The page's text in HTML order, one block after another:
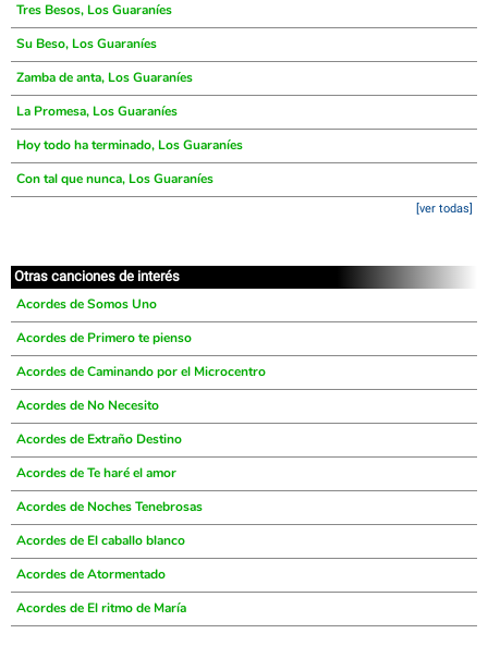
Tres Besos, Los Guaraníes
Su Beso, Los Guaraníes
Zamba de anta, Los Guaraníes
La Promesa, Los Guaraníes
Hoy todo ha terminado, Los Guaraníes
Con tal que nunca, Los Guaraníes
[ver todas]
Otras canciones de interés
Acordes de Somos Uno
Acordes de Primero te pienso
Acordes de Caminando por el Microcentro
Acordes de No Necesito
Acordes de Extraño Destino
Acordes de Te haré el amor
Acordes de Noches Tenebrosas
Acordes de El caballo blanco
Acordes de Atormentado
Acordes de El ritmo de María